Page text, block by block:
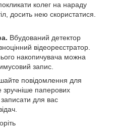
колег на нараду
досить нею скористатися.
Вбудований детектор
відеореєстратор.
накопичувача можна
запис.
повідомлення для
зручніше паперових
записати для вас